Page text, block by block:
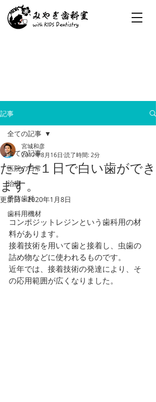
記事
全ての記事
医院の日常
治療
予防歯科
歯科用機材
全ての記事
たった１日で白い歯ができ
ます。
宮城和彦
2017年8月16日 読了時間: 2分
更新日：2020年1月8日
コンポジットレジンという歯科用の材
料があります。
接着技術を用いて歯と接着し、虫歯の
詰め物などに使われるものです。
近年では、接着技術の発達により、そ
の応用範囲が広くなりました。